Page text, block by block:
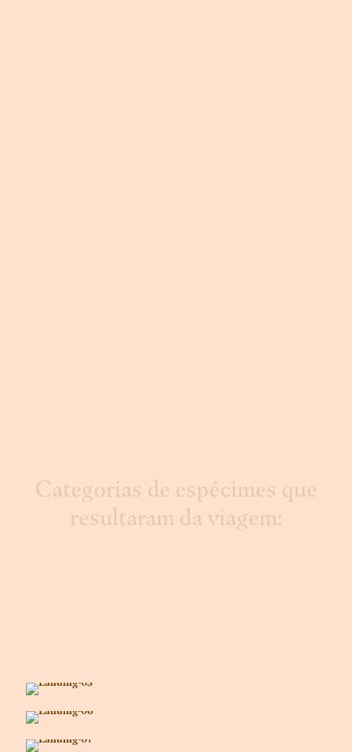
Categorias de espécimes que
resultaram da viagem: